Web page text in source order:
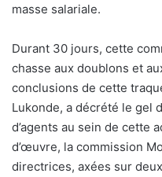
masse salariale.
Durant 30 jours, cette
chasse aux doublons et
conclusions de cette
Lukonde, a décrété le gel
d’agents au sein de cette
d’œuvre, la commission
directrices, axées sur